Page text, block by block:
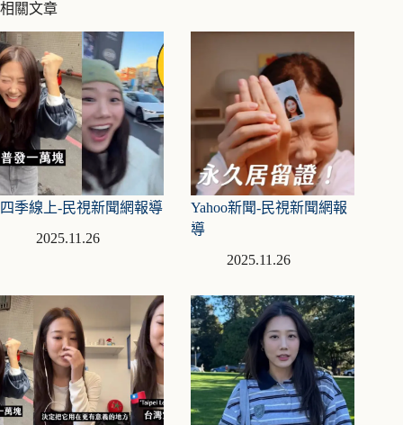
相關文章
四季線上-民視新聞網報導
2025.11.26
Yahoo新聞-民視新聞網報
導
2025.11.26